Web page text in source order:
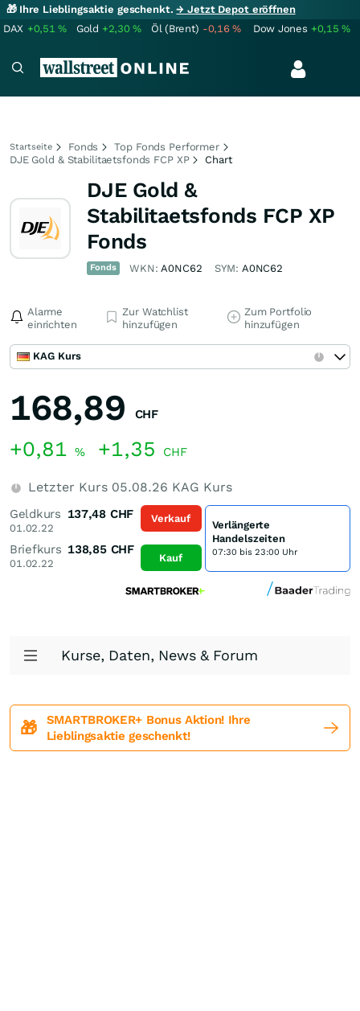
🎁 Ihre Lieblingsaktie geschenkt.→ Jetzt Depot eröffnen
DAX +0,51% Gold +2,30% Öl (Brent) -0,16% Dow Jones +0,15%
Startseite Fonds
Top Fonds Performer
DJE Gold & Stabilitaetsfonds FCP XP
Chart
DJE Gold &
Stabilitaetsfonds FCP XP
Fonds
Fonds WKN:A0NC62 SYM: A0NC62
Alarme
einrichten
Zur Watchlist
hinzufügen
Zum Portfolio
hinzufügen
KAG Kurs
168,89 CHF
+0,81 % +1,35 CHF
Letzter Kurs 05.08.26 KAG Kurs
Geldkurs
01.02.22
137,48 CHF
Briefkurs
01.02.22
138,85 CHF
Verkauf
Kauf
Verlängerte
Handelszeiten
07:30 bis 23:00 Uhr
Kurse, Daten, News & Forum
🎁
SMARTBROKER+ Bonus Aktion! Ihre
Lieblingsaktie geschenkt!